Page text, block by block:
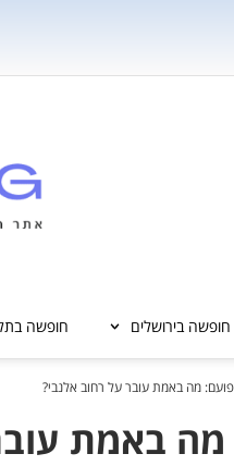
חופשה בירושלים חופשה
מה באמת עובר על רחוב אלנבי?
באמת